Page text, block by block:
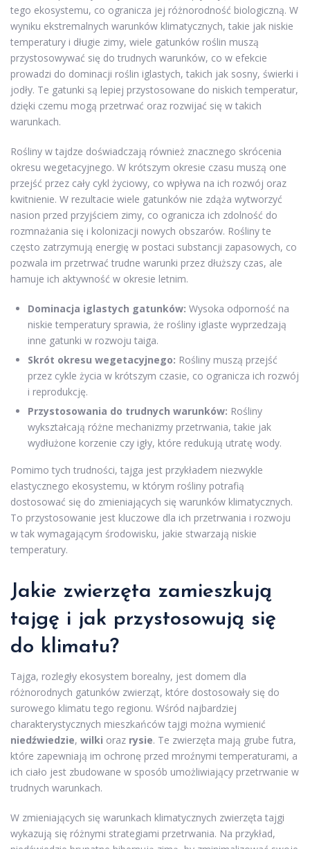
tego ekosystemu, co ogranicza jej różnorodność biologiczną. W
wyniku ekstremalnych warunków klimatycznych, takie jak niskie
temperatury i długie zimy, wiele gatunków roślin muszą
przystosowywać się do trudnych warunków, co w efekcie
prowadzi do dominacji roślin iglastych, takich jak sosny, świerki i
jodły. Te gatunki są lepiej przystosowane do niskich temperatur,
dzięki czemu mogą przetrwać oraz rozwijać się w takich
warunkach.
Rośliny w tajdze doświadczają również znacznego skrócenia
okresu wegetacyjnego. W krótszym okresie czasu muszą one
przejść przez cały cykl życiowy, co wpływa na ich rozwój oraz
kwitnienie. W rezultacie wiele gatunków nie zdąża wytworzyć
nasion przed przyjściem zimy, co ogranicza ich zdolność do
rozmnażania się i kolonizacji nowych obszarów. Rośliny te
często zatrzymują energię w postaci substancji zapasowych, co
pozwala im przetrwać trudne warunki przez dłuższy czas, ale
hamuje ich aktywność w okresie letnim.
Dominacja iglastych gatunków: Wysoka odporność na
niskie temperatury sprawia, że rośliny iglaste wyprzedzają
inne gatunki w rozwoju taiga.
Skrót okresu wegetacyjnego: Rośliny muszą przejść
przez cykle życia w krótszym czasie, co ogranicza ich rozwój
i reprodukcję.
Przystosowania do trudnych warunków: Rośliny
wykształcają różne mechanizmy przetrwania, takie jak
wydłużone korzenie czy igły, które redukują utratę wody.
Pomimo tych trudności, tajga jest przykładem niezwykle
elastycznego ekosystemu, w którym rośliny potrafią
dostosować się do zmieniających się warunków klimatycznych.
To przystosowanie jest kluczowe dla ich przetrwania i rozwoju
w tak wymagającym środowisku, jakie stwarzają niskie
temperatury.
Jakie zwierzęta zamieszkują
tajgę i jak przystosowują się
do klimatu?
Tajga, rozległy ekosystem borealny, jest domem dla
różnorodnych gatunków zwierząt, które dostosowały się do
surowego klimatu tego regionu. Wśród najbardziej
charakterystycznych mieszkańców tajgi można wymienić
niedźwiedzie, wilki oraz rysie. Te zwierzęta mają grube futra,
które zapewniają im ochronę przed mroźnymi temperaturami, a
ich ciało jest zbudowane w sposób umożliwiający przetrwanie w
trudnych warunkach.
W zmieniających się warunkach klimatycznych zwierzęta tajgi
wykazują się różnymi strategiami przetrwania. Na przykład,